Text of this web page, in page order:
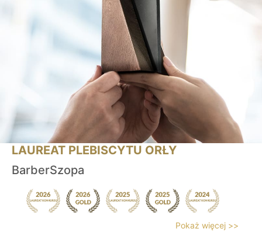
LAUREAT PLEBISCYTU ORŁY
BarberSzopa
Pokaż więcej >>